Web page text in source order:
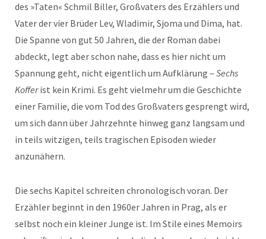
des »Taten« Schmil Biller, Großvaters des Erzählers und
Vater der vier Brüder Lev, Wladimir, Sjoma und Dima, hat.
Die Spanne von gut 50 Jahren, die der Roman dabei
abdeckt, legt aber schon nahe, dass es hier nicht um
Spannung geht, nicht eigentlich um Aufklärung – Sechs
Kofferist kein Krimi. Es geht vielmehr um die Geschichte
einer Familie, die vom Tod des Großvaters gesprengt wird,
um sich dann über Jahrzehnte hinweg ganz langsam und
in teils witzigen, teils tragischen Episoden wieder
anzunähern.
Die sechs Kapitel schreiten chronologisch voran. Der
Erzähler beginnt in den 1960er Jahren in Prag, als er
selbst noch ein kleiner Junge ist. Im Stile eines Memoirs